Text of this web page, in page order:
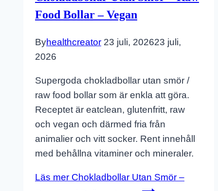
Food Bollar – Vegan
Byhealthcreator 23 juli, 202623 juli,
2026
Supergoda chokladbollar utan smör /
raw food bollar som är enkla att göra.
Receptet är eatclean, glutenfritt, raw
och vegan och därmed fria från
animalier och vitt socker. Rent innehåll
med behållna vitaminer och mineraler.
Läs mer Chokladbollar Utan Smör –